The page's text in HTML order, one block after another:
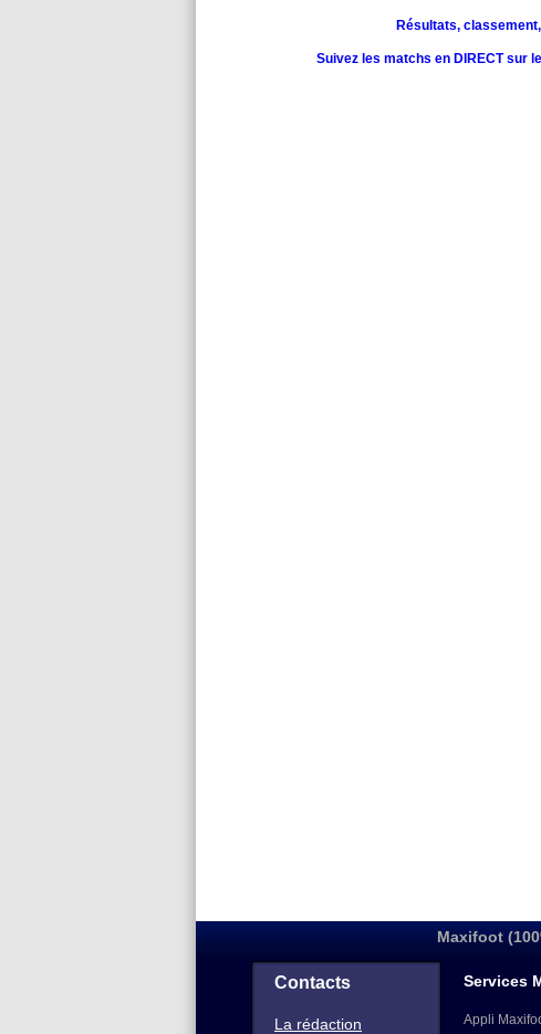
Résultats,
Suivez les matchs en DIRECT sur
Maxifoot
Contacts
La rédaction
Services
Appli